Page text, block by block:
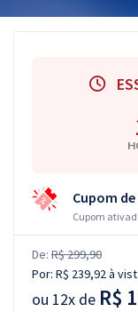
Cupom
Cupom
De: R$ 299,90
Por: R$ 239,92à
ou 12x de R$